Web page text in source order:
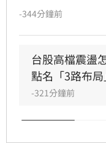
等於整理結束，
整持股，聚焦AI
-344分鐘前
台股高檔震盪
點名「3路布局
-321分鐘前